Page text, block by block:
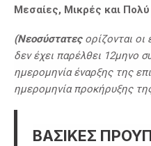
Μεσαίες, Μικρές και Πολύ
(Νεοσύστατεςορίζονται οι
δεν έχει παρέλθει 12μηνο
ημερομηνία έναρξης της
ημερομηνία προκήρυξης
ΒΑΣΙΚΕΣ